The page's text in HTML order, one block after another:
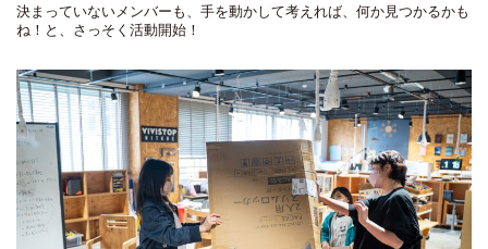
決まっていないメンバーも、手を動かして考えれば、何か見つかるかも
ね！と、さっそく活動開始！